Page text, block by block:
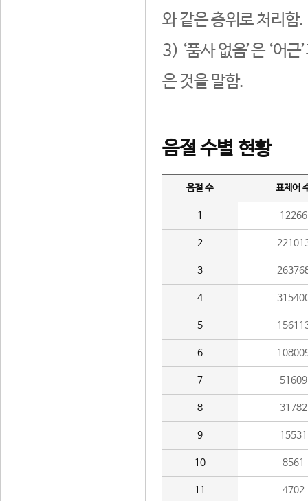
와 같은 층위로 처리함.
3) ‘품사 없음’은 ‘어
은 것을 말함.
음절 수별 현황
음절 수 표제어
1 12266
2
3
4
5
6
7 51609
8 31782
9 15531
10 8561
11 4702